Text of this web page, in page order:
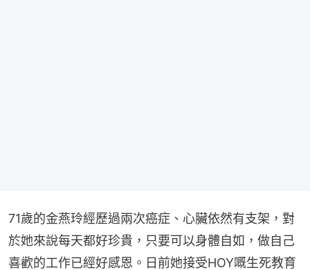
71歲的金燕玲經歷過兩次癌症、心臟依然有支架，對
於她來說每天都好珍貴，只要可以身體自如，做自己
喜歡的工作已經好感恩。日前她接受HOY嘅生死教育